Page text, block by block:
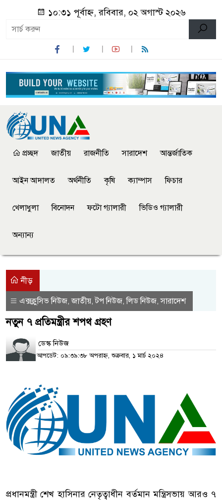
১০:৩১ পূর্বাহ্ন, রবিবার, ০২ অগাস্ট ২০২৬
প্রচ্ছদ জাতীয় রাজনীতি সারাদেশ আন্তর্জাতিক
আইন আদালত অর্থনীতি কৃষি ক্যাম্পাস ফিচার
খেলাধুলা বিনোদন ফটো গ্যালারী ভিডিও গ্যালারী
অন্যান্য
নীড়
এক্সক্লুসিভ নিউজ,জাতীয়,টপ নিউজ,লিড নিউজ,সারাদেশ
নতুন ৭ প্রতিমন্ত্রীর শপথ গ্রহণ
ডেস্ক নিউজ
আপডেট: ০৯:৩৯:৩৮ অপরাহ্ন, শুক্রবার, ১ মার্চ ২০২৪
প্রধানমন্ত্রী শেখ হাসিনার নেতৃত্বাধীন বর্তমান মন্ত্রিসভায় আরও ৭